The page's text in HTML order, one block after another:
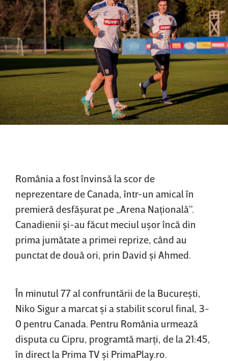
România a fost învinsă la scor de
neprezentare de Canada, într-un amical în
premieră desfăşurat pe „Arena Naţională”.
Canadienii şi-au făcut meciul uşor încă din
prima jumătate a primei reprize, când au
punctat de două ori, prin David şi Ahmed.
În minutul 77 al confruntării de la Bucureşti,
Niko Sigur a marcat şi a stabilit scorul final, 3-
0 pentru Canada. Pentru România urmează
disputa cu Cipru, programtă marţi, de la 21:45,
în direct la Prima TV şi PrimaPlay.ro.